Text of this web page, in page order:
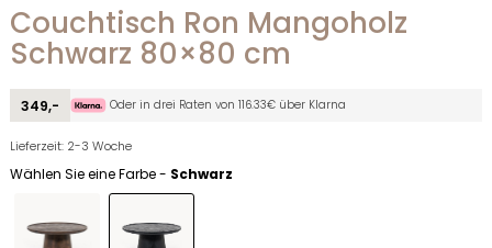
Couchtisch Ron Mangoholz
Schwarz 80×80 cm
349,- Oder in drei Raten von 116.33€ über Klarna
Lieferzeit: 2-3 Woche
Wählen Sie eine Farbe - Schwarz